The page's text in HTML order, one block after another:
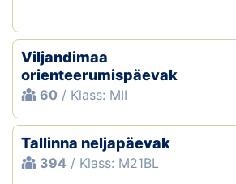
Koolitused
Viljandimaa
orienteerumispäevak
60 / Klass: MII
Tallinna neljapäevak
394 / Klass: M21BL